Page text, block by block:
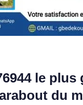
le plus
du